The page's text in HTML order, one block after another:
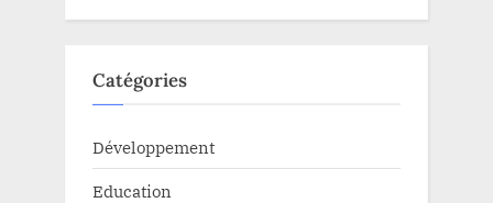
Catégories
Développement
Education